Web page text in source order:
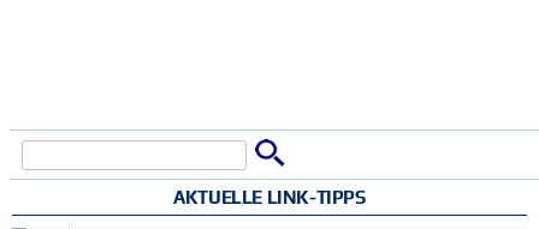
AKTUELLE LINK-TIPPS